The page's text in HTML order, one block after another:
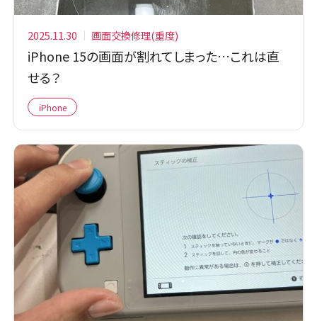
2025.11.30 画面交換修理(重度)
iPhone 15の画面が割れてしまった…これは直
せる？
iPhone